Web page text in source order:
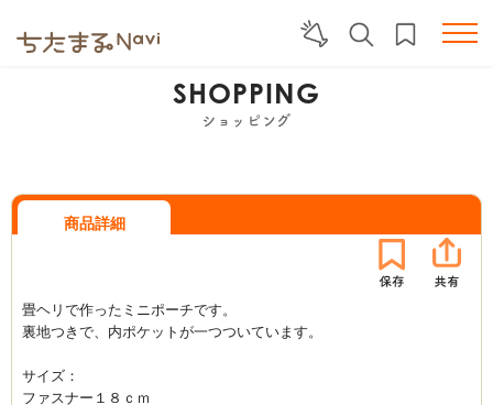
SHOPPING
ショッピング
商品詳細
畳ヘリで作ったミニポーチです。
裏地つきで、内ポケットが一つついています。
サイズ：
ファスナー１８ｃｍ